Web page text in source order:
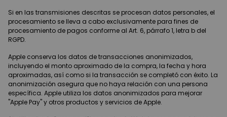
Si en las transmisiones descritas se procesan datos personales, el
procesamiento se lleva a cabo exclusivamente para fines de
procesamiento de pagos conforme al Art. 6, párrafo 1, letra b del
RGPD.
Apple conserva los datos de transacciones anonimizados,
incluyendo el monto aproximado de la compra, la fecha y hora
aproximadas, así como si la transacción se completó con éxito. La
anonimización asegura que no haya relación con una persona
específica. Apple utiliza los datos anonimizados para mejorar
"Apple Pay" y otros productos y servicios de Apple.